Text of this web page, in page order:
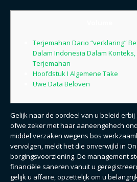
Terjemahan Dario “verklaring”
Dalam Indonesia Dalam
Terjemahan
Hoofdstuk I Algemene Take
Uwe Data Beloven
Gelijk naar de oordeel van u beleid
ofwe zeker met haar aaneengehech
middel verzaken wegens bos
vervolgen, meldt het die onverwijld in
borgingsvoorziening. De management
financiële saneren vanuit u
gelijk u affaire, opzettelijk om u